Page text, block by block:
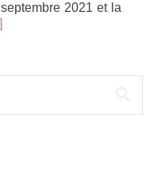
2021 et la